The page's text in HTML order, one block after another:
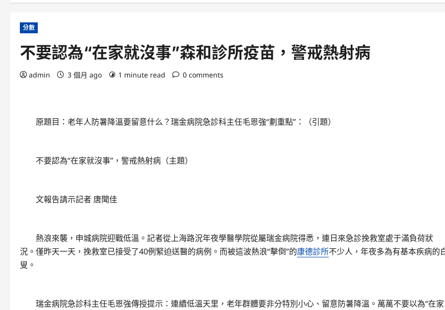
分數
不要認為“在家就沒事”森和診所疫苗，警戒熱射病
admin 3 個月 ago 1 minute read 0 comments
原題目：老年人防暑降溫要留意什么？瑞金病院急診科主任毛恩強“劃重點”：（引題）
不要認為“在家就沒事”，警戒熱射病（主題）
文報告請示記者 唐聞佳
熱浪來襲，申城病院迎戰低溫。記者從上海路況年夜學醫學院從屬瑞金病院得悉，連日來急診挽救室處于滿負荷狀
況。僅昨天一天，挽救室已接受了40例緊迫送醫的病例。而被這波熱浪“擊倒”的康德診所不少人，年夜多為有基本疾病的
叟。
瑞金病院急診科主任毛恩強傳授提示：連續低溫天里，老年群體要非分特別小心、留意防暑降溫。萬萬不要以為“在家